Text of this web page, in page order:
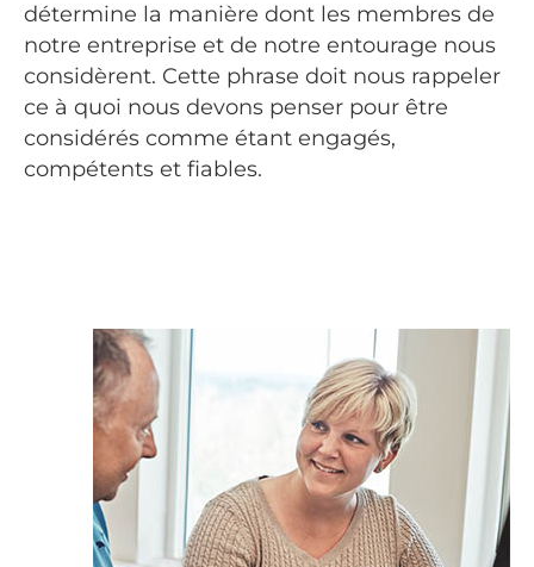
détermine la manière dont les membres de
notre entreprise et de notre entourage nous
considèrent. Cette phrase doit nous rappeler
ce à quoi nous devons penser pour être
considérés comme étant engagés,
compétents et fiables.